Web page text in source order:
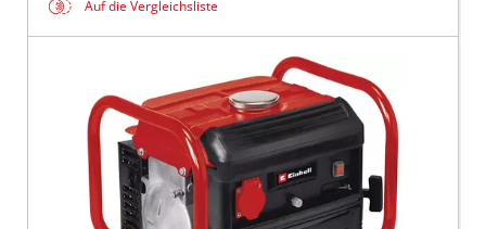
Auf die Vergleichsliste